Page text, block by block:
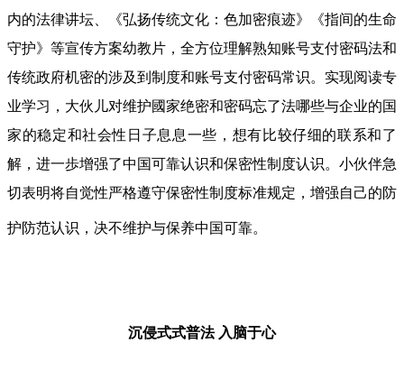
内的法律讲坛、《弘扬传统文化：色加密痕迹》《指间的生命
守护》等宣传方案幼教片，全方位理解熟知账号支付密码法和
传统政府机密的涉及到制度和账号支付密码常识。实现阅读专
业学习，大伙儿对维护國家绝密和密码忘了法哪些与企业的国
家的稳定和社会性日子息息一些，想有比较仔细的联系和了
解，进一歩增强了中国可靠认识和保密性制度认识。小伙伴急
切表明将自觉性严格遵守保密性制度标准规定，增强自己的防
护防范认识，决不维护与保养中国可靠。
沉侵式式普法 入脑于心